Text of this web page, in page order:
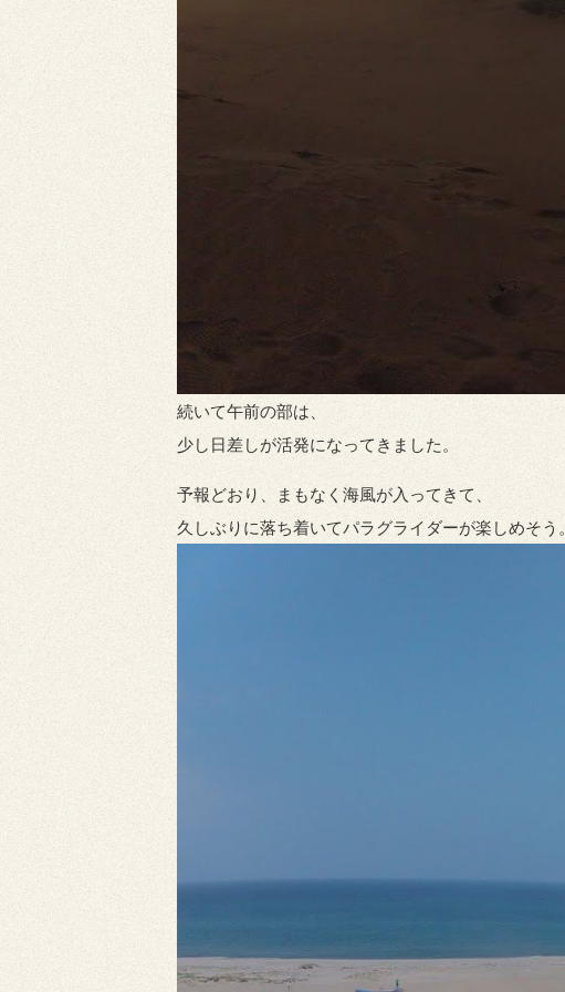
続いて午前の部は、
少し日差しが活発になってきました。
予報どおり、まもなく海風が入ってきて、
久しぶりに落ち着いてパラグライダーが楽しめそう。